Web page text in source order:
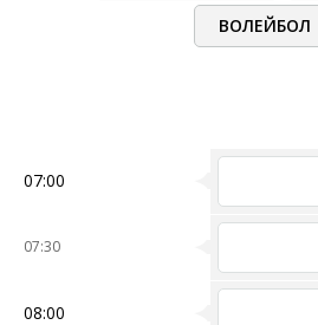
ВОЛЕЙБОЛ
07:00
07:30
08:00